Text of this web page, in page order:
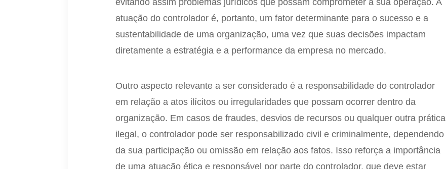
evitando assim problemas jurídicos que possam comprometer a sua operação. A
atuação do controlador é, portanto, um fator determinante para o sucesso e a
sustentabilidade de uma organização, uma vez que suas decisões impactam
diretamente a estratégia e a performance da empresa no mercado.
Outro aspecto relevante a ser considerado é a responsabilidade do controlador
em relação a atos ilícitos ou irregularidades que possam ocorrer dentro da
organização. Em casos de fraudes, desvios de recursos ou qualquer outra prática
ilegal, o controlador pode ser responsabilizado civil e criminalmente, dependendo
da sua participação ou omissão em relação aos fatos. Isso reforça a importância
de uma atuação ética e responsável por parte do controlador, que deve estar